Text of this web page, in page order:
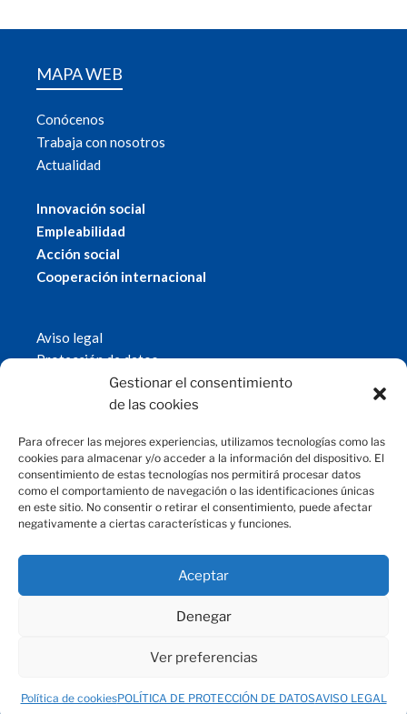
Gestionar el consentimiento
de las cookies
Para ofrecer las mejores experiencias, utilizamos tecnologías como las
cookies para almacenar y/o acceder a la información del dispositivo. El
consentimiento de estas tecnologías nos permitirá procesar datos
como el comportamiento de navegación o las identificaciones únicas
en este sitio. No consentir o retirar el consentimiento, puede afectar
negativamente a ciertas características y funciones.
Aceptar
Denegar
Ver preferencias
Política de cookiesPOLÍTICA DE PROTECCIÓN DE DATOSAVISO LEGAL
MAPA WEB
Conócenos
Trabaja con nosotros
Actualidad
Innovación social
Empleabilidad
Acción social
Cooperación internacional
Aviso legal
Protección de datos
Política de cookies
© 2019 Fundación Magtel.
CONTACTO
fundacion@magtel.es
Parque Empresarial Las Quemadas
C/Gabriel Ramos Bejarano, 114
14014 Córdoba